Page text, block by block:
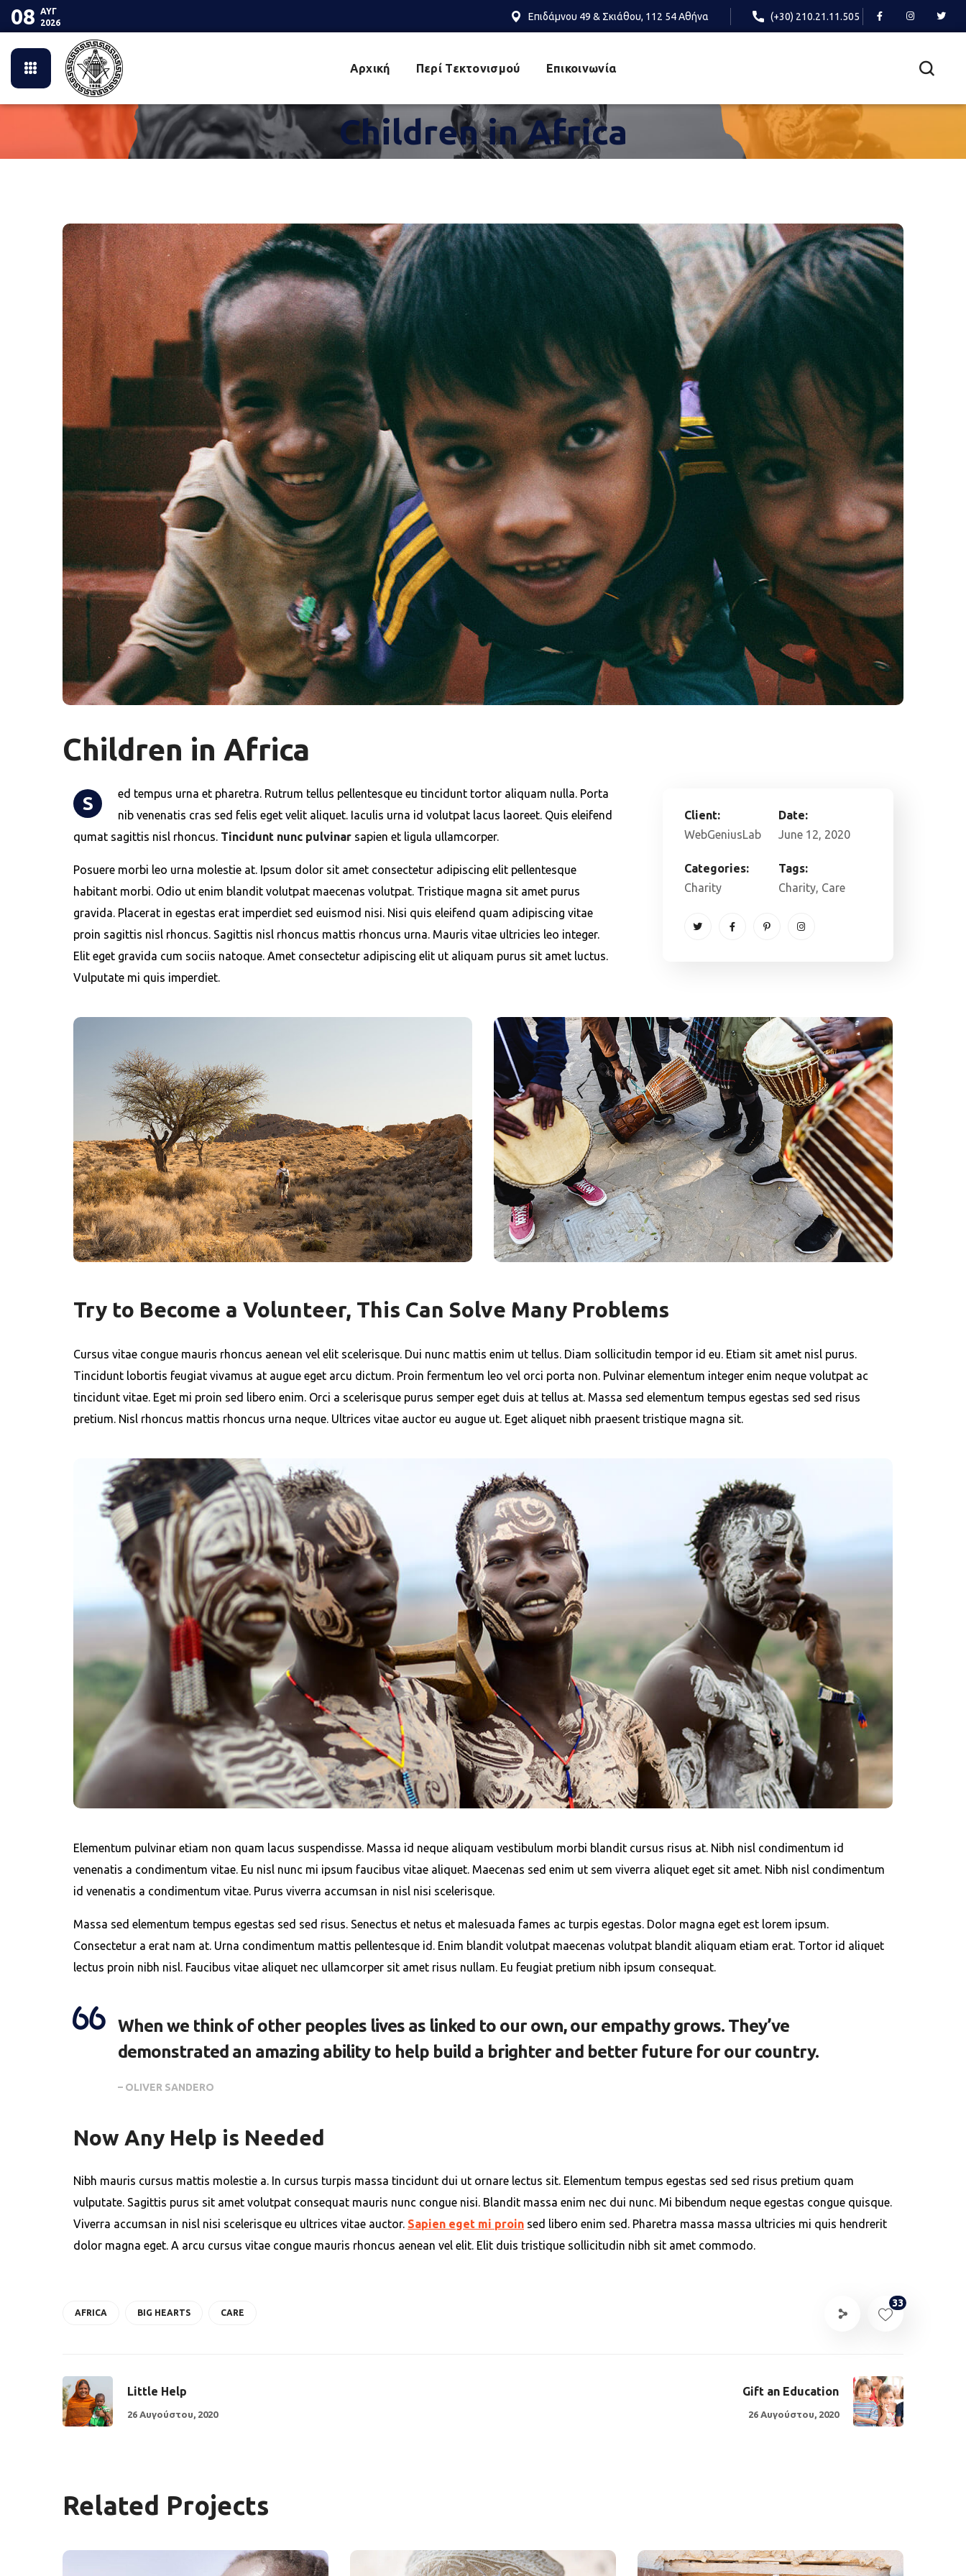
08
ΑΥΓ
2026
Επιδάμνου 49 & Σκιάθου, 112 54 Αθήνα (+30) 210.21.11.505
Αρχική Περί Τεκτονισμού Επικοινωνία
Children in Africa
Children in Africa
S
ed tempus urna et pharetra. Rutrum tellus pellentesque eu tincidunt tortor aliquam nulla. Porta
nib venenatis cras sed felis eget velit aliquet. Iaculis urna id volutpat lacus laoreet. Quis eleifend
qumat sagittis nisl rhoncus. Tincidunt nunc pulvinar sapien et ligula ullamcorper.
Posuere morbi leo urna molestie at. Ipsum dolor sit amet consectetur adipiscing elit pellentesque
habitant morbi. Odio ut enim blandit volutpat maecenas volutpat. Tristique magna sit amet purus
gravida. Placerat in egestas erat imperdiet sed euismod nisi. Nisi quis eleifend quam adipiscing vitae
proin sagittis nisl rhoncus. Sagittis nisl rhoncus mattis rhoncus urna. Mauris vitae ultricies leo integer.
Elit eget gravida cum sociis natoque. Amet consectetur adipiscing elit ut aliquam purus sit amet luctus.
Vulputate mi quis imperdiet.
Client:
WebGeniusLab
Date:
June 12, 2020
Categories:
Charity
Tags:
Charity, Care
Try to Become a Volunteer, This Can Solve Many Problems
Cursus vitae congue mauris rhoncus aenean vel elit scelerisque. Dui nunc mattis enim ut tellus. Diam sollicitudin tempor id eu. Etiam sit amet nisl purus.
Tincidunt lobortis feugiat vivamus at augue eget arcu dictum. Proin fermentum leo vel orci porta non. Pulvinar elementum integer enim neque volutpat ac
tincidunt vitae. Eget mi proin sed libero enim. Orci a scelerisque purus semper eget duis at tellus at. Massa sed elementum tempus egestas sed sed risus
pretium. Nisl rhoncus mattis rhoncus urna neque. Ultrices vitae auctor eu augue ut. Eget aliquet nibh praesent tristique magna sit.
Elementum pulvinar etiam non quam lacus suspendisse. Massa id neque aliquam vestibulum morbi blandit cursus risus at. Nibh nisl condimentum id
venenatis a condimentum vitae. Eu nisl nunc mi ipsum faucibus vitae aliquet. Maecenas sed enim ut sem viverra aliquet eget sit amet. Nibh nisl condimentum
id venenatis a condimentum vitae. Purus viverra accumsan in nisl nisi scelerisque.
Massa sed elementum tempus egestas sed sed risus. Senectus et netus et malesuada fames ac turpis egestas. Dolor magna eget est lorem ipsum.
Consectetur a erat nam at. Urna condimentum mattis pellentesque id. Enim blandit volutpat maecenas volutpat blandit aliquam etiam erat. Tortor id aliquet
lectus proin nibh nisl. Faucibus vitae aliquet nec ullamcorper sit amet risus nullam. Eu feugiat pretium nibh ipsum consequat.
When we think of other peoples lives as linked to our own, our empathy grows. They’ve
demonstrated an amazing ability to help build a brighter and better future for our country.
– OLIVER SANDERO
Now Any Help is Needed
Nibh mauris cursus mattis molestie a. In cursus turpis massa tincidunt dui ut ornare lectus sit. Elementum tempus egestas sed sed risus pretium quam
vulputate. Sagittis purus sit amet volutpat consequat mauris nunc congue nisi. Blandit massa enim nec dui nunc. Mi bibendum neque egestas congue quisque.
Viverra accumsan in nisl nisi scelerisque eu ultrices vitae auctor. Sapien eget mi proin sed libero enim sed. Pharetra massa massa ultricies mi quis hendrerit
dolor magna eget. A arcu cursus vitae congue mauris rhoncus aenean vel elit. Elit duis tristique sollicitudin nibh sit amet commodo.
AFRICA BIG HEARTS CARE
33
Little Help
26 Αυγούστου, 2020
Gift an Education
26 Αυγούστου, 2020
Related Projects